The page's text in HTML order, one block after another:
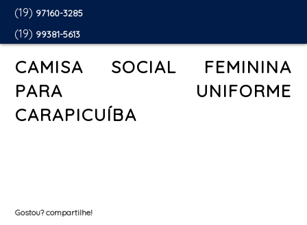
(19) 97160-3285
(19) 99381-5613
CAMISA SOCIAL FEMININA
PARA UNIFORME
CARAPICUÍBA
Gostou? compartilhe!